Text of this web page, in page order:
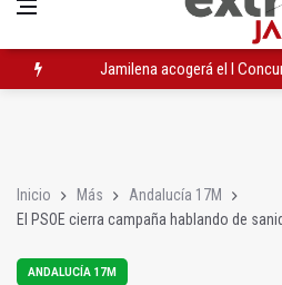
Jamilena acogerá el I
Inicio Más
Andalucía 17M
El PSOE cierra campaña hablando de
ANDALUCÍA 17M